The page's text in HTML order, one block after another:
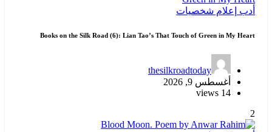
أدب إعلام شخصيات
Books on the Silk Road (6): Lian Tao’s That Touch of Green in My Heart
thesilkroadtoday
أغسطس 9, 2026
14 views
2